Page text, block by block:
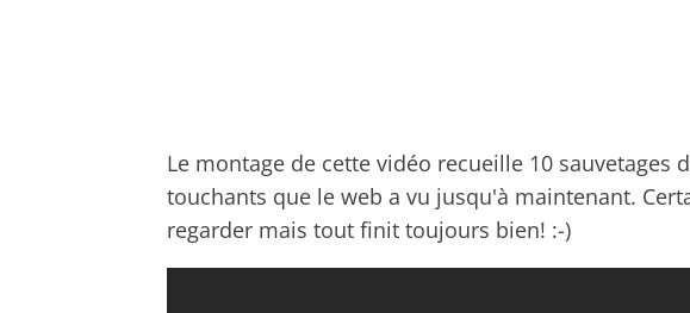
Le montage de cette vidéo recueille 10 sauvetages
touchants que le web a vu jusqu'à maintenant.
regarder mais tout finit toujours bien! :-)